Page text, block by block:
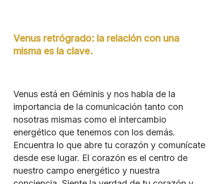
Venus retrógrado: la relación con una
misma es la clave.
Venus está en Géminis y nos habla de la
importancia de la comunicación tanto con
nosotras mismas como el intercambio
energético que tenemos con los demás.
Encuentra lo que abre tu corazón y comunícate
desde ese lugar. El corazón es el centro de
nuestro campo energético y nuestra